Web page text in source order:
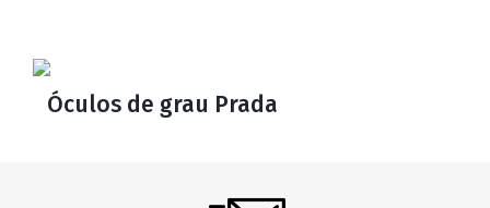
Óculos de grau Prada